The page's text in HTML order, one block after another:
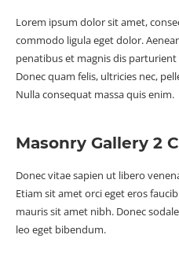
Lorem ipsum dolor sit amet,
commodo ligula eget dolor.
penatibus et magnis dis
Donec quam felis, ultricies nec,
Nulla consequat massa quis enim.
Masonry Gallery 2
Donec vitae sapien ut libero
Etiam sit amet orci eget eros
mauris sit amet nibh. Donec
leo eget bibendum.